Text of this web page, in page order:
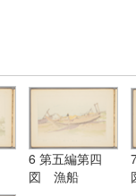
6 第五編第四
図 漁船